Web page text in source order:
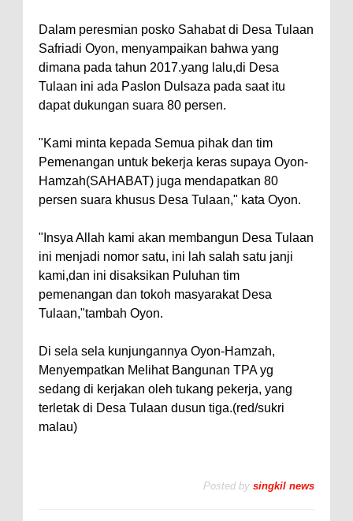
Dalam peresmian posko Sahabat di Desa Tulaan
Safriadi Oyon, menyampaikan bahwa yang
dimana pada tahun 2017.yang lalu,di Desa
Tulaan ini ada Paslon Dulsaza pada saat itu
dapat dukungan suara 80 persen.
"Kami minta kepada Semua pihak dan tim
Pemenangan untuk bekerja keras supaya Oyon-
Hamzah(SAHABAT) juga mendapatkan 80
persen suara khusus Desa Tulaan," kata Oyon.
"Insya Allah kami akan membangun Desa Tulaan
ini menjadi nomor satu, ini lah salah satu janji
kami,dan ini disaksikan Puluhan tim
pemenangan dan tokoh masyarakat Desa
Tulaan,"tambah Oyon.
Di sela sela kunjungannya Oyon-Hamzah,
Menyempatkan Melihat Bangunan TPA yg
sedang di kerjakan oleh tukang pekerja, yang
terletak di Desa Tulaan dusun tiga.(red/sukri
malau)
Posted by singkil news